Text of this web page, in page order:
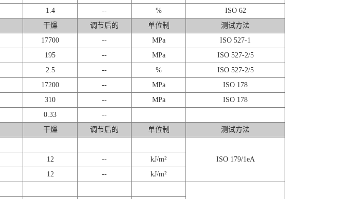
1.4 -- %
ISO 62
干燥 调节后的 单位制
测试方法
17700 -- MPa
ISO 527-1
195 -- MPa
ISO 527-2/5
2.5 -- %
ISO 527-2/5
17200 -- MPa
ISO 178
310 -- MPa
ISO 178
0.33
--
干燥 调节后的 单位制
测试方法
ISO 179/1eA
12 --
kJ/m²
12 --
kJ/m²